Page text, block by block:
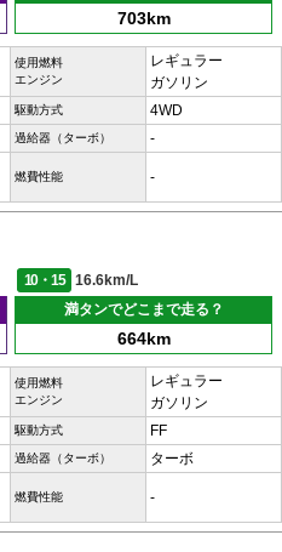
703km
使用燃料
エンジン
レギュラー
ガソリン
駆動方式 4WD
過給器（ターボ） -
燃費性能 -
10・15
16.6km/L
満タンでどこまで走る？
664km
使用燃料
エンジン
レギュラー
ガソリン
駆動方式 FF
過給器（ターボ） ターボ
燃費性能 -